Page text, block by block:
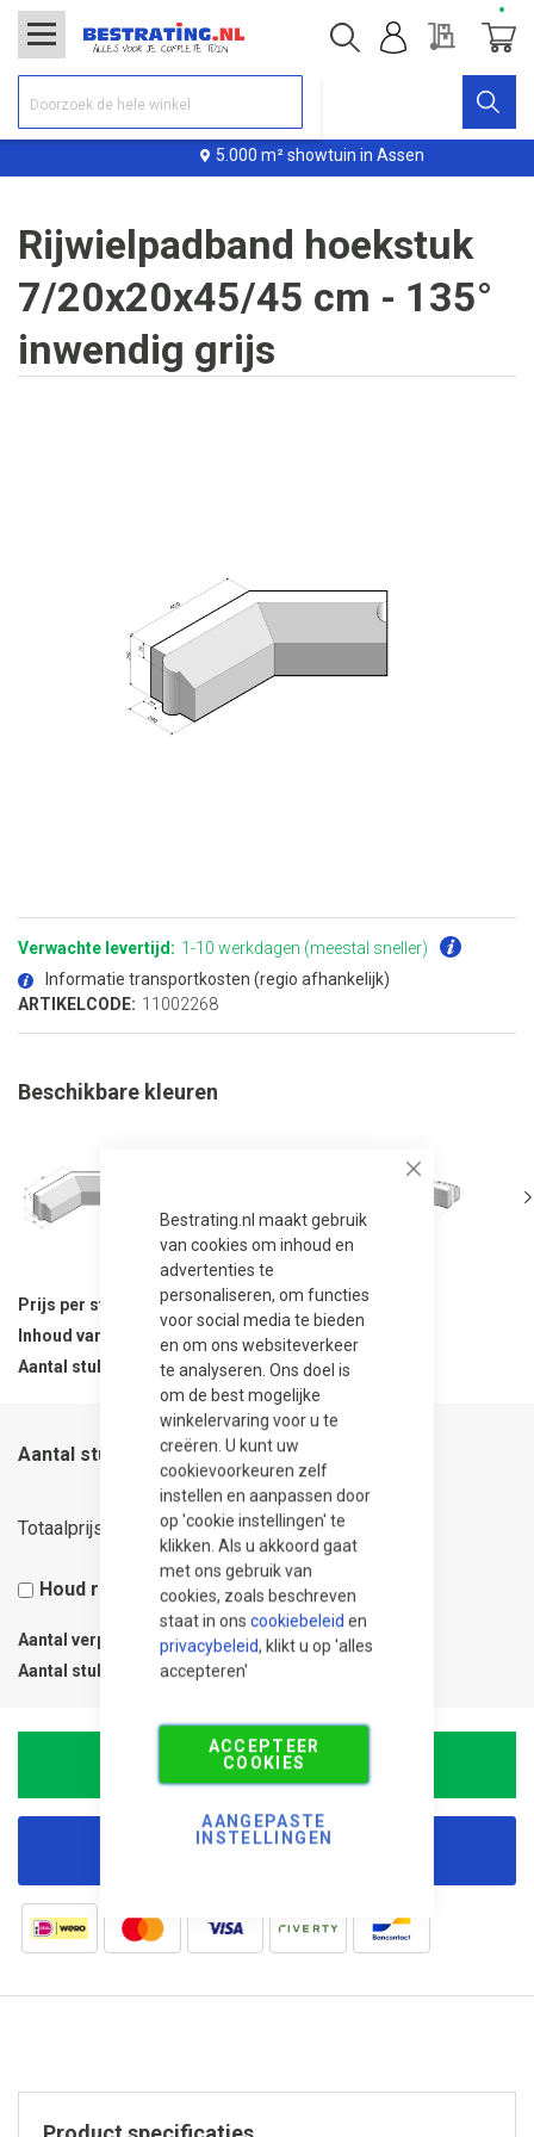
Close
Bestrating.nl maakt gebruik
van cookies om inhoud en
advertenties te
personaliseren, om functies
voor social media te bieden
en om ons websiteverkeer
te analyseren. Ons doel is
om de best mogelijke
winkelervaring voor u te
creëren. U kunt uw
cookievoorkeuren zelf
instellen en aanpassen door
op 'cookie instellingen' te
klikken. Als u akkoord gaat
met ons gebruik van
cookies, zoals beschreven
staat in ons cookiebeleid en
privacybeleid, klikt u op 'alles
accepteren'
ACCEPTEER
COOKIES
AANGEPASTE
INSTELLINGEN
5.000 m² showtuin in Assen
Offerte
Rijwielpadband hoekstuk
7/20x20x45/45 cm - 135°
inwendig grijs
naar
begin
de
afbeeldingen-
Verwachte levertijd: 1-10 werkdagen (meestal sneller)
Informatie transportkosten (regio afhankelijk)
ARTIKELCODE: 11002268
Beschikbare kleuren
Prijs per stuk
35,75
Inhoud van verpakking
Aantal stuks per verpakking
1
Aantal stuks
Totaalprijs 35,75
Houd rekening met 5% snijverlies
Aantal verpakkingen 1
Aantal stuks
In Winkelwagen
Korting aanvragen